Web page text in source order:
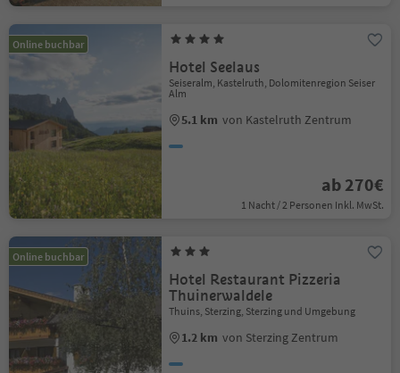
Online buchbar
Hotel Seelaus
Seiseralm, Kastelruth, Dolomitenregion Seiser
Alm
5.1 km von Kastelruth Zentrum
ab 270€
1 Nacht / 2 Personen Inkl. MwSt.
Online buchbar
Hotel Restaurant Pizzeria
Thuinerwaldele
Thuins, Sterzing, Sterzing und Umgebung
1.2 km von Sterzing Zentrum